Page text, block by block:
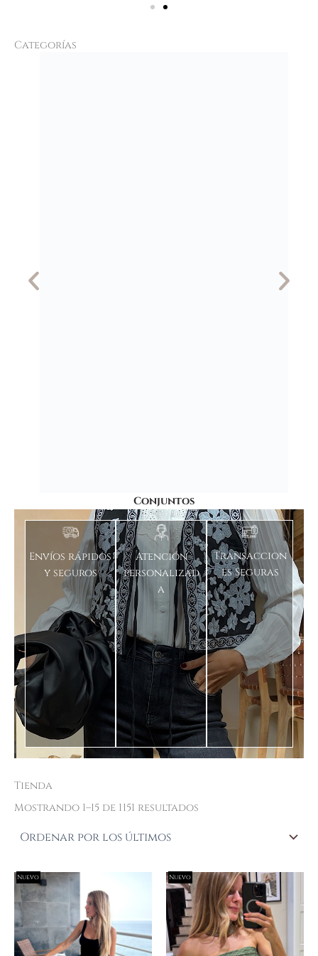
Categorías
Conjuntos
Envíos rápidos
y seguros
Atención
personalizad
a
Transaccion
es Seguras
Tienda
Mostrando 1–15 de 1151 resultados
Nuevo Nuevo